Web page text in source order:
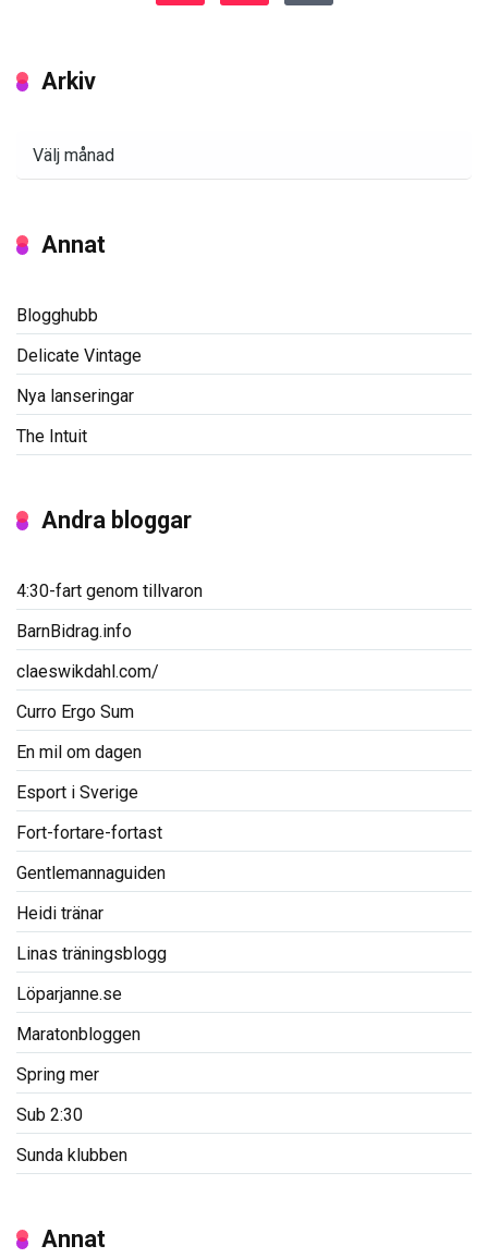
Arkiv
Annat
Blogghubb
Delicate Vintage
Nya lanseringar
The Intuit
Andra bloggar
4:30-fart genom tillvaron
BarnBidrag.info
claeswikdahl.com/
Curro Ergo Sum
En mil om dagen
Esport i Sverige
Fort-fortare-fortast
Gentlemannaguiden
Heidi tränar
Linas träningsblogg
Löparjanne.se
Maratonbloggen
Spring mer
Sub 2:30
Sunda klubben
Annat